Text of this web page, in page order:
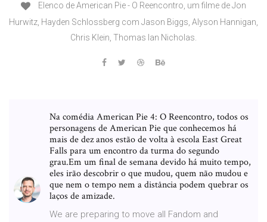
Elenco de American Pie - O Reencontro, um filme de Jon
Hurwitz, Hayden Schlossberg com Jason Biggs, Alyson Hannigan,
Chris Klein, Thomas Ian Nicholas.
Na comédia American Pie 4: O Reencontro, todos os
personagens de American Pie que conhecemos há
mais de dez anos estão de volta à escola East Great
Falls para um encontro da turma do segundo
grau.Em um final de semana devido há muito tempo,
eles irão descobrir o que mudou, quem não mudou e
que nem o tempo nem a distância podem quebrar os
laços de amizade.
We are preparing to move all Fandom and